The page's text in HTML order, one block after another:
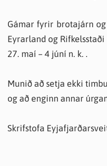
Gámar fyrir brotajárn
Eyrarland og Rifkelsstaði
27. maí – 4 júní n. k. .
Munið að setja ekki
og að enginn annar
Skrifstofa